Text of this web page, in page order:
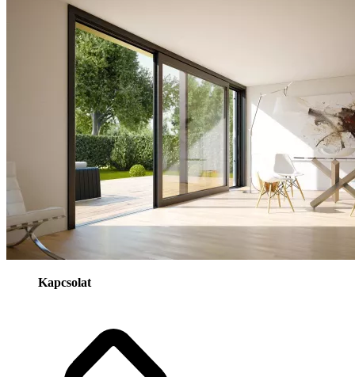
Kapcsolat